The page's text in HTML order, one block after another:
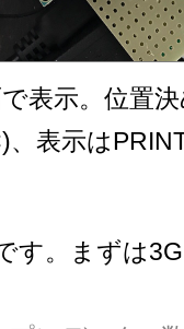
表示。位置
、表示は
す。まずは